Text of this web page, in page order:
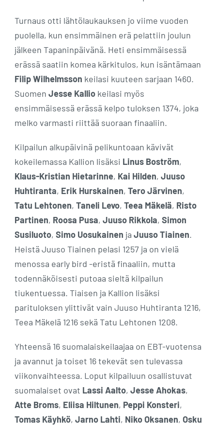
Turnaus otti lähtölaukauksen jo viime vuoden
puolella, kun ensimmäinen erä pelattiin joulun
jälkeen Tapaninpäivänä. Heti ensimmäisessä
erässä saatiin komea kärkitulos, kun isäntämaan
Filip Wilhelmsson keilasi kuuteen sarjaan 1460.
Suomen Jesse Kallio keilasi myös
ensimmäisessä erässä kelpo tuloksen 1374, joka
melko varmasti riittää suoraan finaaliin.
Kilpailun alkupäivinä pelikuntoaan kävivät
kokeilemassa Kallion lisäksi Linus Boström,
Klaus-Kristian Hietarinne, Kai Hilden, Juuso
Huhtiranta, Erik Hurskainen, Tero Järvinen,
Tatu Lehtonen, Taneli Levo, Teea Mäkelä, Risto
Partinen, Roosa Pusa, Juuso Rikkola, Simon
Susiluoto, Simo Uosukainen ja Juuso Tiainen.
Heistä Juuso Tiainen pelasi 1257 ja on vielä
menossa early bird -eristä finaaliin, mutta
todennäköisesti putoaa sieltä kilpailun
tiukentuessa. Tiaisen ja Kallion lisäksi
parituloksen ylittivät vain Juuso Huhtiranta 1216,
Teea Mäkelä 1216 sekä Tatu Lehtonen 1208.
Yhteensä 16 suomalaiskeilaajaa on EBT-vuotensa
ja avannut ja toiset 16 tekevät sen tulevassa
viikonvaihteessa. Loput kilpailuun osallistuvat
suomalaiset ovat Lassi Aalto, Jesse Ahokas,
Atte Broms, Eliisa Hiltunen, Peppi Konsteri,
Tomas Käyhkö, Jarno Lahti, Niko Oksanen, Osku